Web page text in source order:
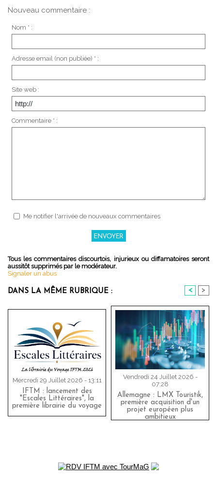
Nouveau commentaire :
Nom * :
Adresse email (non publiée) * :
Site web :
Commentaire * :
Me notifier l'arrivée de nouveaux commentaires
Tous les commentaires discourtois, injurieux ou diffamatoires seront
aussitôt supprimés par le modérateur.
Signaler un abus
DANS LA MÊME RUBRIQUE : < >
Mercredi 29 Juillet 2026 - 13:11
IFTM : lancement des
"Escales Littéraires", la
première librairie du voyage
Vendredi 24 Juillet 2026 -
07:28
Allemagne : LMX Touristik,
première acquisition d'un
projet européen plus
ambitieux